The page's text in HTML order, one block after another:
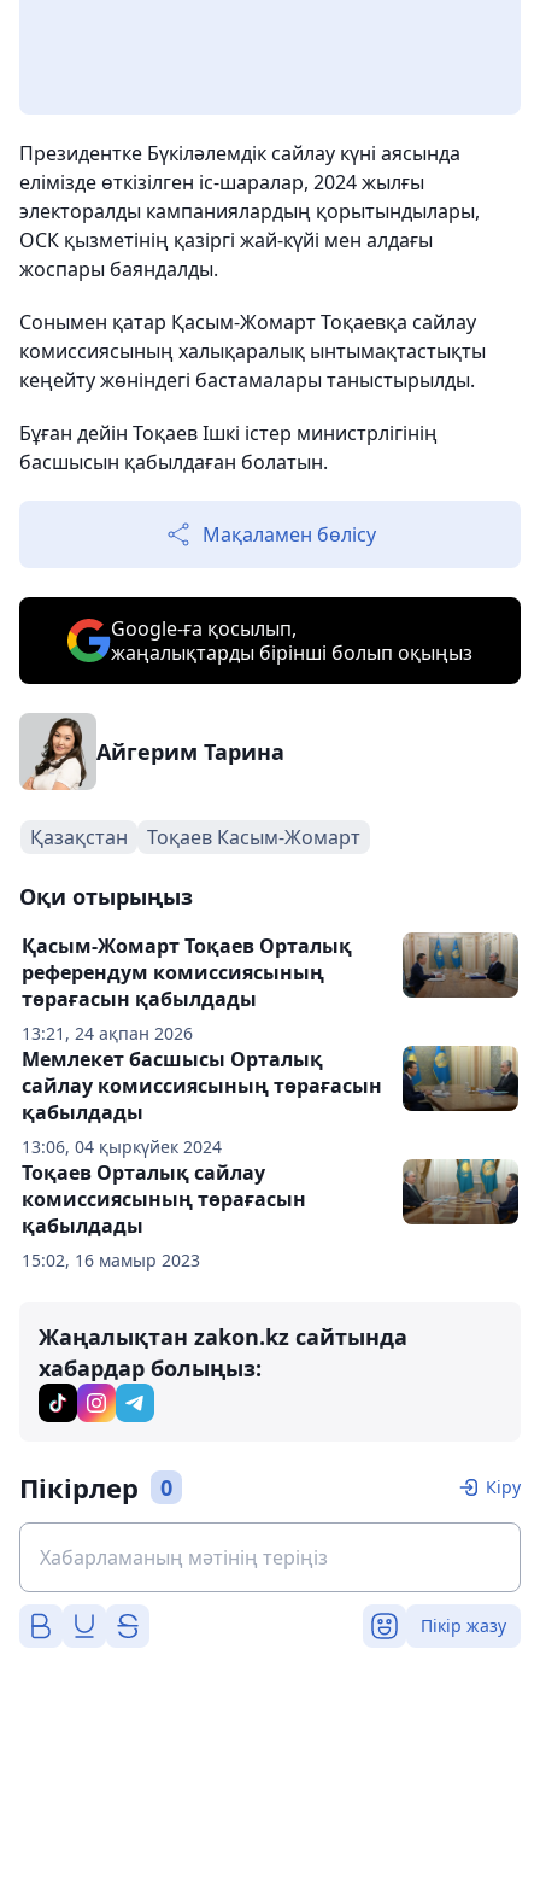
Президентке Бүкіләлемдік сайлау күні аясында
елімізде өткізілген іс-шаралар, 2024 жылғы
электоралды кампаниялардың қорытындылары,
ОСК қызметінің қазіргі жай-күйі мен алдағы
жоспары баяндалды.
Сонымен қатар Қасым-Жомарт Тоқаевқа сайлау
комиссиясының халықаралық ынтымақтастықты
кеңейту жөніндегі бастамалары таныстырылды.
Бұған дейін Тоқаев Ішкі істер министрлігінің
басшысын қабылдаған болатын.
Мақаламен бөлісу
Google-ға қосылып,
жаңалықтарды бірінші болып оқыңыз
Айгерим Тарина
Қазақстан Тоқаев Касым-Жомарт
Оқи отырыңыз
13:21, 24 ақпан 2026
Қасым-Жомарт Тоқаев Орталық
референдум комиссиясының
төрағасын қабылдады
13:06, 04 қыркүйек 2024
Мемлекет басшысы Орталық
сайлау комиссиясының төрағасын
қабылдады
15:02, 16 мамыр 2023
Тоқаев Орталық сайлау
комиссиясының төрағасын
қабылдады
Жаңалықтан zakon.kz сайтында
хабардар болыңыз:
Пікірлер 0 Кіру
Пікір жазу